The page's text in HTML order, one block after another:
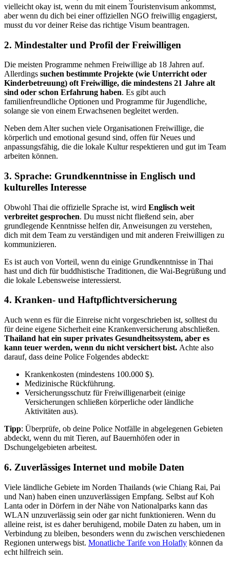
vielleicht okay ist, wenn du mit einem Touristenvisum ankommst,
aber wenn du dich bei einer offiziellen NGO freiwillig engagierst,
musst du vor deiner Reise das richtige Visum beantragen.
2. Mindestalter und Profil der Freiwilligen
Die meisten Programme nehmen Freiwillige ab 18 Jahren auf.
Allerdings suchen bestimmte Projekte (wie Unterricht oder
Kinderbetreuung) oft Freiwillige, die mindestens 21 Jahre alt
sind oder schon Erfahrung haben. Es gibt auch
familienfreundliche Optionen und Programme für Jugendliche,
solange sie von einem Erwachsenen begleitet werden.
Neben dem Alter suchen viele Organisationen Freiwillige, die
körperlich und emotional gesund sind, offen für Neues und
anpassungsfähig, die die lokale Kultur respektieren und gut im Team
arbeiten können.
3. Sprache: Grundkenntnisse in Englisch und
kulturelles Interesse
Obwohl Thai die offizielle Sprache ist, wird Englisch weit
verbreitet gesprochen. Du musst nicht fließend sein, aber
grundlegende Kenntnisse helfen dir, Anweisungen zu verstehen,
dich mit dem Team zu verständigen und mit anderen Freiwilligen zu
kommunizieren.
Es ist auch von Vorteil, wenn du einige Grundkenntnisse in Thai
hast und dich für buddhistische Traditionen, die Wai-Begrüßung und
die lokale Lebensweise interessierst.
4. Kranken- und Haftpflichtversicherung
Auch wenn es für die Einreise nicht vorgeschrieben ist, solltest du
für deine eigene Sicherheit eine Krankenversicherung abschließen.
Thailand hat ein super privates Gesundheitssystem, aber es
kann teuer werden, wenn du nicht versichert bist. Achte also
darauf, dass deine Police Folgendes abdeckt:
Krankenkosten (mindestens 100.000 $).
Medizinische Rückführung.
Versicherungsschutz für Freiwilligenarbeit (einige
Versicherungen schließen körperliche oder ländliche
Aktivitäten aus).
Tipp: Überprüfe, ob deine Police Notfälle in abgelegenen Gebieten
abdeckt, wenn du mit Tieren, auf Bauernhöfen oder in
Dschungelgebieten arbeitest.
6. Zuverlässiges Internet und mobile Daten
Viele ländliche Gebiete im Norden Thailands (wie Chiang Rai, Pai
und Nan) haben einen unzuverlässigen Empfang. Selbst auf Koh
Lanta oder in Dörfern in der Nähe von Nationalparks kann das
WLAN unzuverlässig sein oder gar nicht funktionieren. Wenn du
alleine reist, ist es daher beruhigend, mobile Daten zu haben, um in
Verbindung zu bleiben, besonders wenn du zwischen verschiedenen
Regionen unterwegs bist. Monatliche Tarife von Holafly können da
echt hilfreich sein.